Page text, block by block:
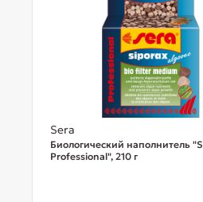
Sera
Биологический наполнитель
Professional", 210 г